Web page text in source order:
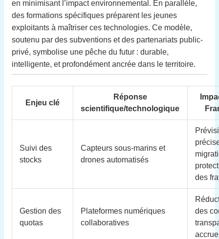
en minimisant l’impact environnemental. En parallèle,
des formations spécifiques préparent les jeunes
exploitants à maîtriser ces technologies. Ce modèle,
soutenu par des subventions et des partenariats public-
privé, symbolise une pêche du futur : durable,
intelligente, et profondément ancrée dans le territoire.
Enjeu clé
Réponse
scientifique/technologique
Suivi des
stocks
Capteurs sous-marins et
drones automatisés
des
Gestion des
quotas
Plateformes numériques
collaboratives
des
accrue